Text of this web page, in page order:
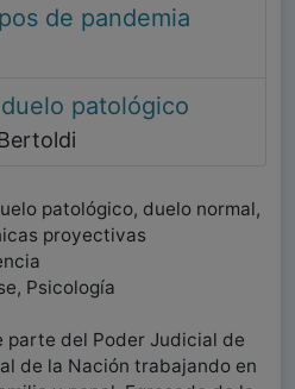
de pandemia
patológico
patológico, duelo normal,
proyectivas
Psicología
parte del Poder Judicial de
de la Nación trabajando en